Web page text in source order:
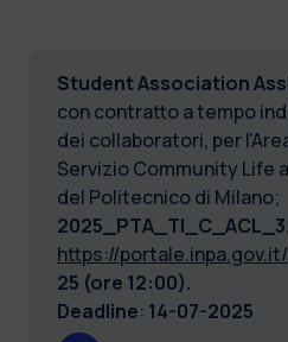
Student Association
con contratto a tempo
dei collaboratori, per
Servizio Community Life
del Politecnico di Milano;
2025_PTA_TI_C_ACL_3
https://portale.inpa.gov.it/
25 (ore 12:00).
Deadline: 14-07-2025